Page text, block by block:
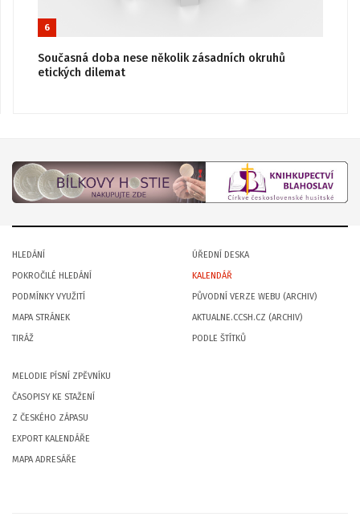
6
Současná doba nese několik zásadních okruhů
etických dilemat
HLEDÁNÍ
POKROČILÉ HLEDÁNÍ
PODMÍNKY VYUŽITÍ
MAPA STRÁNEK
TIRÁŽ
ÚŘEDNÍ DESKA
KALENDÁŘ
PŮVODNÍ VERZE WEBU (ARCHIV)
AKTUALNE.CCSH.CZ (ARCHIV)
PODLE ŠTÍTKŮ
MELODIE PÍSNÍ ZPĚVNÍKU
ČASOPISY KE STAŽENÍ
Z ČESKÉHO ZÁPASU
EXPORT KALENDÁŘE
MAPA ADRESÁŘE